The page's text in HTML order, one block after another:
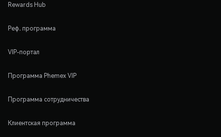
Rewards Hub
Реф. программа
VIP-портал
Программа Phemex VIP
Программа сотрудничества
Клиентская программа